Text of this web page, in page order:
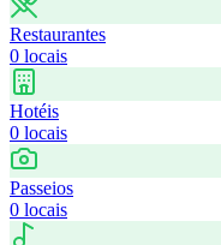
Restaurantes
0 locais
Hotéis
0 locais
Passeios
0 locais